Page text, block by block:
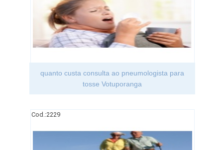
quanto custa consulta ao pneumologista para
tosse Votuporanga
Cod.:2229